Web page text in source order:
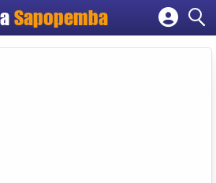
Sapopemba
Cadastrar empresa